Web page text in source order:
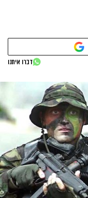
דברו איתנו